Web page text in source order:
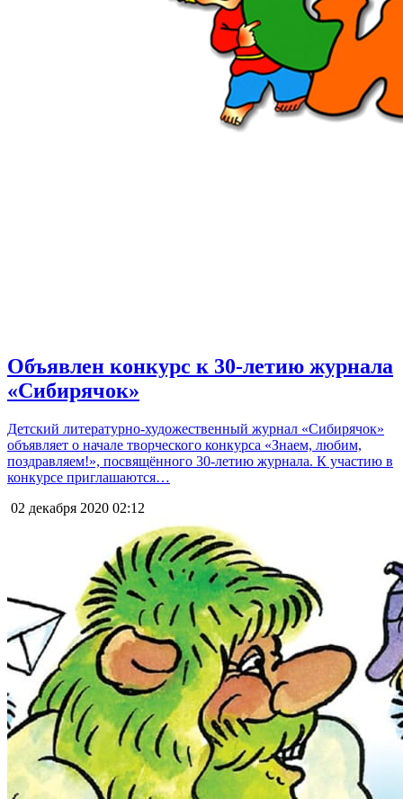
Объявлен конкурс к 30-летию журнала
«Сибирячок»
Детский литературно-художественный журнал «Сибирячок»
объявляет о начале творческого конкурса «Знаем, любим,
поздравляем!», посвящённого 30-летию журнала. К участию в
конкурсе приглашаются…
02 декабря 2020 02:12